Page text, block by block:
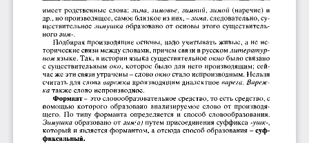
имеет  родственные  слова: зима,  зимовье,  зимний, зимой (наречие)  и
др., но производящее, самое близкое из них, -зима, следовательно, су­
ществительное зимушка образовано  от  основы  этого  существитель­
ного зим-.
Подбирая производящие  основы,  надо учитывать живые,  а  не  ис­
торические связи между словами, причем связи в русском литератур­
ном языке. Так, в истории языка существительное окно было связано
с существительным око, которое  было для  него производящим;  сей­
час же эти связи утрачены -  слово окно стало непроизводным. Нельзя
считать для слова варежка производящим диалектное варега.  Вареж­
ка также слово непроизводное.
Формант - это словообразовательное средство, то есть средство, с
помощью  которого  образовано  анализируемое  слово  от  производя­
щего.  По  типу  форманта  определяется  и  способ  словообразования.
Зимушка образовано от зим(а) путем присоединения суффикса -ушк-,
который и является формантом, а отсюда способ образования - суф­
фиксальный.